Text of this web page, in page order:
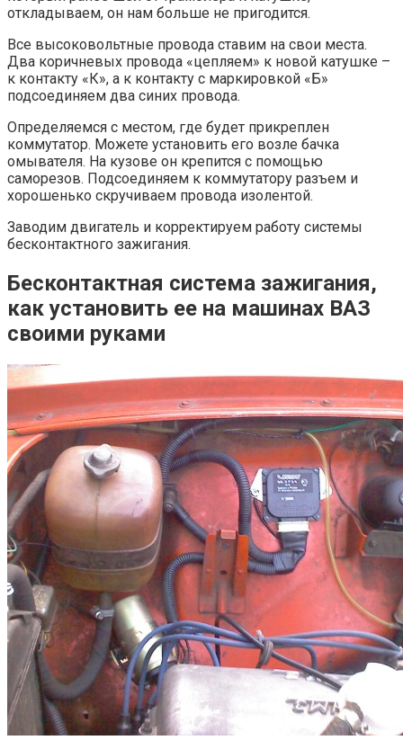
откладываем, он нам больше не пригодится.
Все высоковольтные провода ставим на свои места.
Два коричневых провода «цепляем» к новой катушке –
к контакту «К», а к контакту с маркировкой «Б»
подсоединяем два синих провода.
Определяемся с местом, где будет прикреплен
коммутатор. Можете установить его возле бачка
омывателя. На кузове он крепится с помощью
саморезов. Подсоединяем к коммутатору разъем и
хорошенько скручиваем провода изолентой.
Заводим двигатель и корректируем работу системы
бесконтактного зажигания.
Бесконтактная система зажигания,
как установить ее на машинах ВАЗ
своими руками